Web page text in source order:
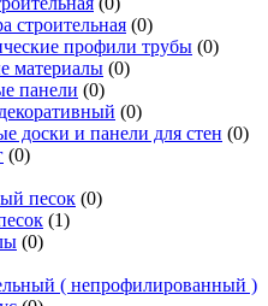
строительная (0)
профили трубы (0)
материалы (0)
панели (0)
(0)
доски и панели для стен (0)
(0)
песок (0)
(1)
(0)
( непрофилированный )